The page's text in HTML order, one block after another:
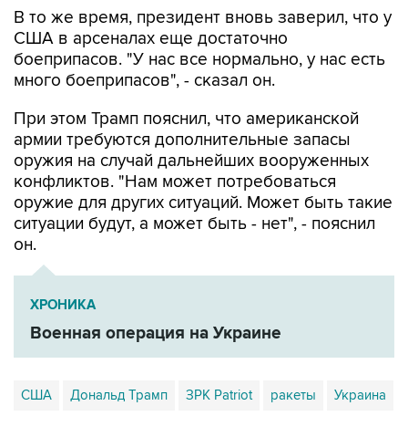
боеприпасов. "У нас все нормально, у нас есть
много боеприпасов", - сказал он.
При этом Трамп пояснил, что американской
оружия на случай дальнейших вооруженных
конфликтов. "Нам может потребоваться
оружие для других ситуаций. Может быть такие
ситуации будут, а может быть - нет", - пояснил
он.
ХРОНИКА
Военная операция на Украине
США Дональд Трамп ЗРК Patriot ракеты Украина